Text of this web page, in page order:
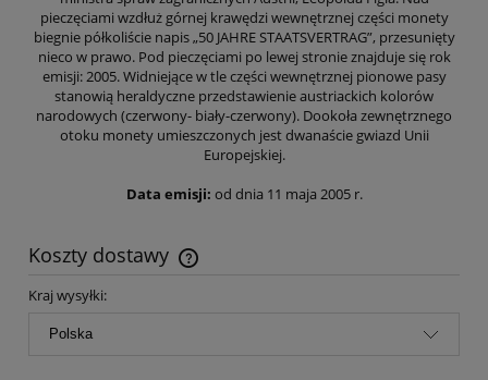
pieczęciami wzdłuż górnej krawędzi wewnętrznej części monety
biegnie półkoliście napis „50 JAHRE STAATSVERTRAG”, przesunięty
nieco w prawo. Pod pieczęciami po lewej stronie znajduje się rok
emisji: 2005. Widniejące w tle części wewnętrznej pionowe pasy
stanowią heraldyczne przedstawienie austriackich kolorów
narodowych (czerwony- biały-czerwony). Dookoła zewnętrznego
otoku monety umieszczonych jest dwanaście gwiazd Unii
Europejskiej.
Data emisji: od dnia 11 maja 2005 r.
Koszty dostawy
Cena nie zawiera ewentualnych kosztów płatności
Kraj wysyłki: